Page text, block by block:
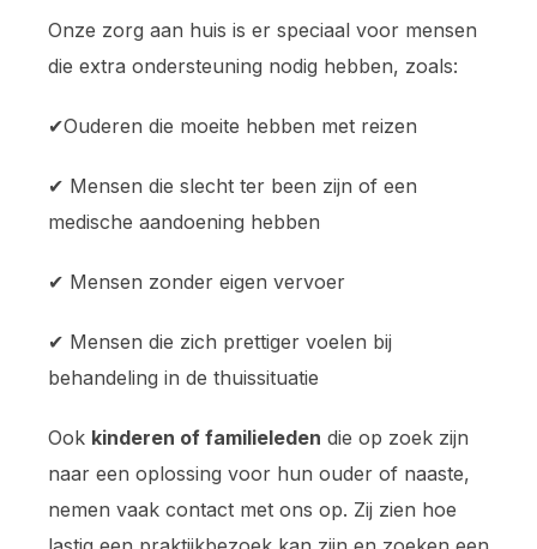
Onze zorg aan huis is er speciaal voor mensen
die extra ondersteuning nodig hebben, zoals:
✔Ouderen die moeite hebben met reizen
✔ Mensen die slecht ter been zijn of een
medische aandoening hebben
✔ Mensen zonder eigen vervoer
✔ Mensen die zich prettiger voelen bij
behandeling in de thuissituatie
Ook kinderen of familieleden die op zoek zijn
naar een oplossing voor hun ouder of naaste,
nemen vaak contact met ons op. Zij zien hoe